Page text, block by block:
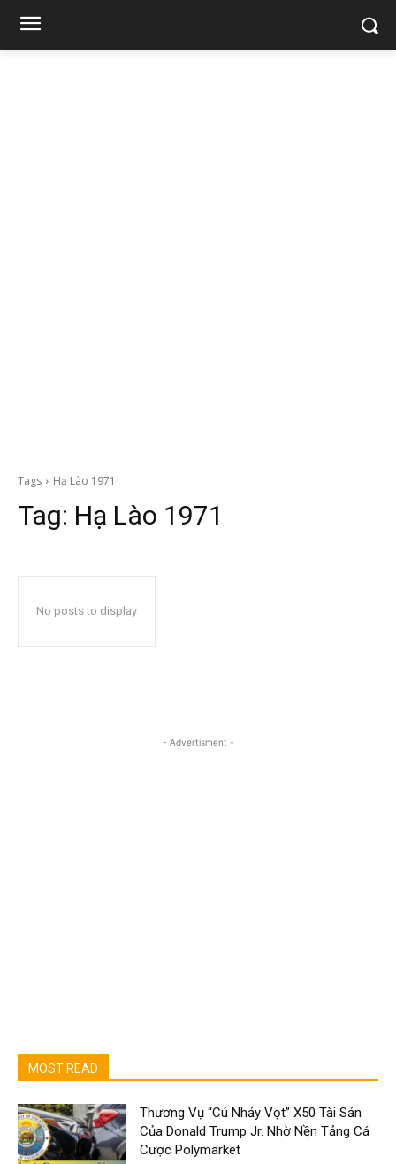
Tags Hạ Lào 1971
Tag: Hạ Lào 1971
No posts to display
- Advertisment -
MOST READ
Thương Vụ “Cú Nhảy Vọt” X50 Tài Sản
Của Donald Trump Jr. Nhờ Nền Tảng Cá
Cược Polymarket